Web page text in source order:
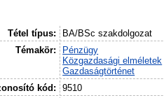
Tétel típus:
BA/BSc szakdolgozat
Témakör:
Pénzügy
Közgazdasági elméletek
Gazdaságtörténet
kód:
9510